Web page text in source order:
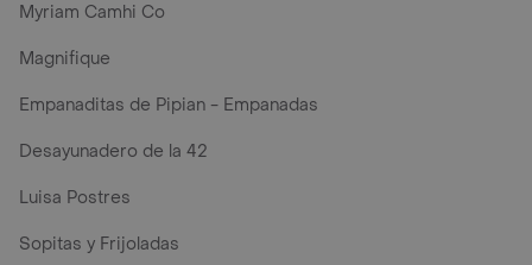
Myriam Camhi Co
Magnifique
Empanaditas de Pipian - Empanadas
Desayunadero de la 42
Luisa Postres
Sopitas y Frijoladas